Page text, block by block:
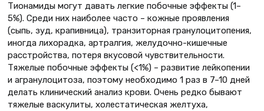
Тионамиды могут давать легкие побочные эффекты (1–
5%). Среди них наиболее часто – кожные проявления
(сыпь, зуд, крапивница), транзиторная гранулоцитопения,
иногда лихорадка, артралгия, желудочно-кишечные
расстройства, потеря вкусовой чувствительности.
Тяжелые побочные эффекты (<1%) – развитие лейкопении
и агранулоцитоза, поэтому необходимо 1 раз в 7–10 дней
делать клинический анализ крови. Очень редко бывают
тяжелые васкулиты, холестатическая желтуха,